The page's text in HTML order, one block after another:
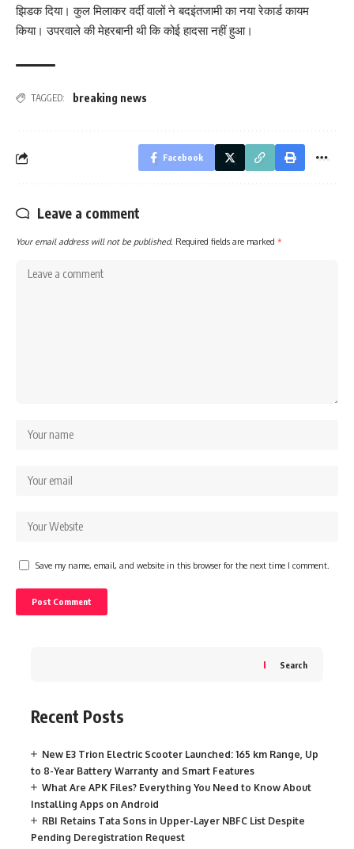
झिडक दिया। कुल मिलाकर वर्दी वालों ने बदइंतजामी का नया रेकार्ड कायम
किया। उपरवाले की मेहरबानी थी कि कोई हादसा नहीं हुआ।
TAGGED: breaking news
Facebook
Leave a comment
Your email address will not be published. Required fields are marked *
Save my name, email, and website in this browser for the next time I comment.
Search
Recent Posts
New E3 Trion Electric Scooter Launched: 165 km Range, Up
to 8-Year Battery Warranty and Smart Features
What Are APK Files? Everything You Need to Know About
Installing Apps on Android
RBI Retains Tata Sons in Upper-Layer NBFC List Despite
Pending Deregistration Request